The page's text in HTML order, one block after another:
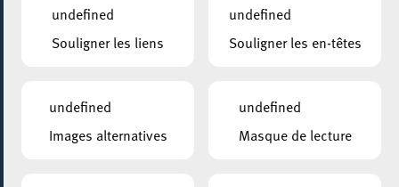
undefined
Souligner les liens
undefined
Souligner les en-têtes
undefined
Images alternatives
undefined
Masque de lecture